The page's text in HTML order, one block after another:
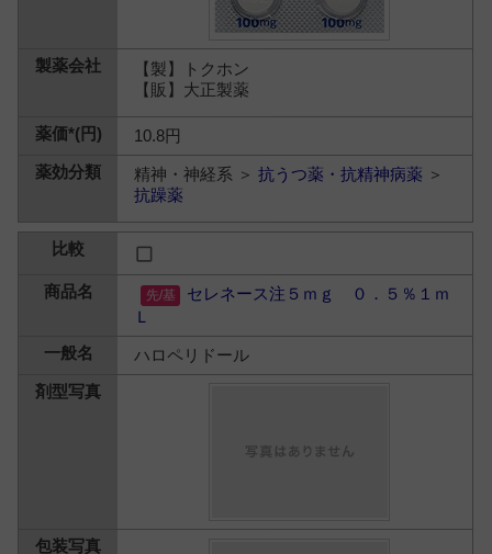
【製】トクホン
【販】大正製薬
10.8円
精神・神経系 ＞抗うつ薬・抗精神病薬 ＞
抗躁薬
セレネース注５ｍｇ ０．５％１ｍ
Ｌ
ハロペリドール